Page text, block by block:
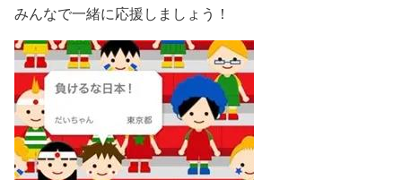
みんなで一緒に応援しましょう！